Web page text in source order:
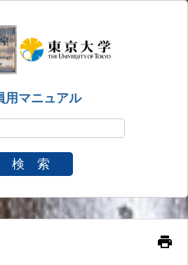
用マニュアル
検 索
print